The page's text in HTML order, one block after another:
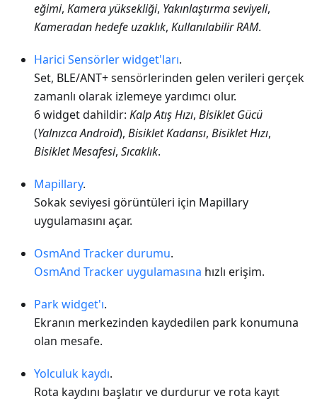
eğimi, Kamera yüksekliği, Yakınlaştırma seviyeli,
Kameradan hedefe uzaklık, Kullanılabilir RAM.
Harici Sensörler widget'ları.
Set, BLE/ANT+ sensörlerinden gelen verileri gerçek
zamanlı olarak izlemeye yardımcı olur.
6 widget dahildir: Kalp Atış Hızı, Bisiklet Gücü
(Yalnızca Android), Bisiklet Kadansı, Bisiklet Hızı,
Bisiklet Mesafesi, Sıcaklık.
Mapillary.
Sokak seviyesi görüntüleri için Mapillary
uygulamasını açar.
OsmAnd Tracker durumu.
OsmAnd Tracker uygulamasına hızlı erişim.
Park widget'ı.
Ekranın merkezinden kaydedilen park konumuna
olan mesafe.
Yolculuk kaydı.
Rota kaydını başlatır ve durdurur ve rota kayıt